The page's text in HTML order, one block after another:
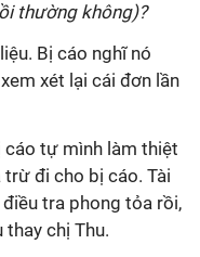
thường không)?
Bị cáo nghĩ nó
xét lại cái đơn lần
cáo tự mình làm thiệt
trừ đi cho bị cáo. Tài
tra phong tỏa rồi,
chị Thu.